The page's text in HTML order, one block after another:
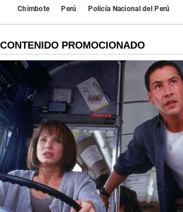
Chimbote Perú Policía Nacional del Perú